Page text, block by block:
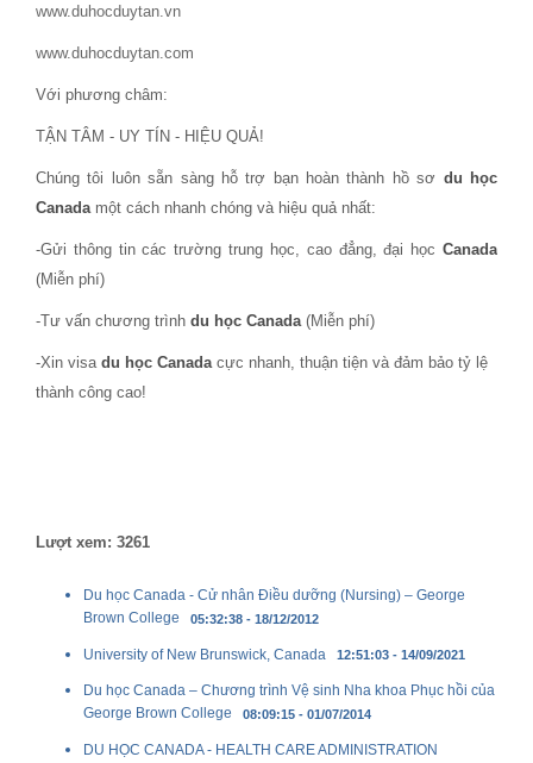
www.duhocduytan.vn
www.duhocduytan.com
Với phương châm:
TẬN TÂM - UY TÍN - HIỆU QUẢ!
Chúng tôi luôn sẵn sàng hỗ trợ bạn hoàn thành hồ sơ du học
Canada một cách nhanh chóng và hiệu quả nhất:
-Gửi thông tin các trường trung học, cao đẳng, đại học Canada
(Miễn phí)
-Tư vấn chương trình du học Canada (Miễn phí)
-Xin visa du học Canada cực nhanh, thuận tiện và đảm bảo tỷ lệ
thành công cao!
Lượt xem: 3261
Du học Canada - Cử nhân Điều dưỡng (Nursing) – George
Brown College 05:32:38 - 18/12/2012
University of New Brunswick, Canada 12:51:03 - 14/09/2021
Du học Canada – Chương trình Vệ sinh Nha khoa Phục hồi của
George Brown College 08:09:15 - 01/07/2014
DU HỌC CANADA - HEALTH CARE ADMINISTRATION